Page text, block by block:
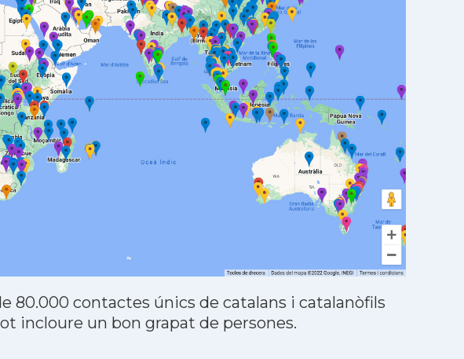
80.000 contactes únics de catalans i catalanòfils
incloure un bon grapat de persones.